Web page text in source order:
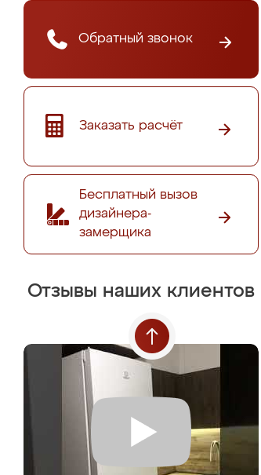
Обратный звонок
Заказать расчёт
Бесплатный вызов
дизайнера-
замерщика
Отзывы наших клиентов